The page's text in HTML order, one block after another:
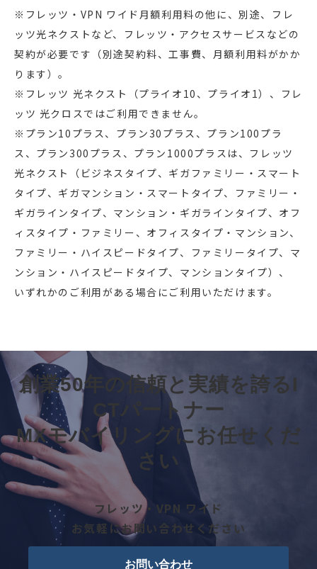
※フレッツ・VPN ワイド月額利用料の他に、別途、フレ
ッツ光ネクストなど、フレッツ・アクセスサービスなどの
契約が必要です（別途契約料、工事費、月額利用料がかか
ります）。
※フレッツ 光ネクスト（プライオ10、プライオ1）、フレ
ッツ 光クロスではご利用できません。
※プラン10プラス、プラン30プラス、プラン100プラ
ス、プラン300プラス、プラン1000プラスは、フレッツ
光ネクスト（ビジネスタイプ、ギガファミリー・スマート
タイプ、ギガマンション・スマートタイプ、ファミリー・
ギガラインタイプ、マンション・ギガラインタイプ、オフ
ィスタイプ・ファミリー、オフィスタイプ・マンション、
ファミリー・ハイスピードタイプ、ファミリータイプ、マ
ンション・ハイスピードタイプ、マンションタイプ）、
いずれかのご利用がある場合にご利用いただけます。
創業50年の信頼と実績を誇るI
CTパートナー
MXモバイリングにお任せくだ
さい
フレッツ・VPN ワイド
お気軽にお問い合わせください
お問い合わせ